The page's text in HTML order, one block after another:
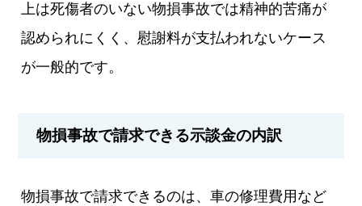
上は死傷者のいない物損事故では精神的苦痛が
認められにくく、慰謝料が支払われないケース
が一般的です。
物損事故で請求できる示談金の内訳
物損事故で請求できるのは、車の修理費用など